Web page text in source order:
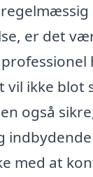
er det
vil ikke blot
også
med at